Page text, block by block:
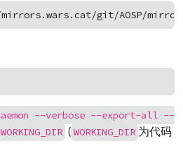
--verbose --export-all --
( WORKING_DIR 为代码